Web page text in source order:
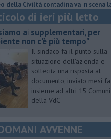
contadina va in scena la storia
di ieri più letto
ai supplementari, per
non c'è più tempo"
Il sindaco fa il punto sulla
situazione dell'azienda e
sollecita una risposta al
documento, inviato mesi fa
insieme ad altri 15 Comuni
della VdC
AVVENNE